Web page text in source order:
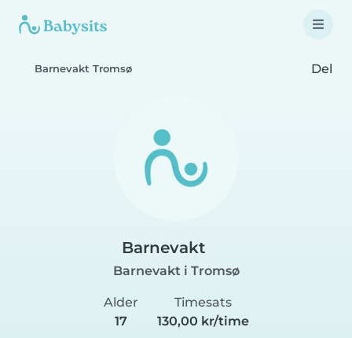
Barnevakt Tromsø Del
Barnevakt
Barnevakt i Tromsø
Alder
17
Timesats
130,00 kr/time